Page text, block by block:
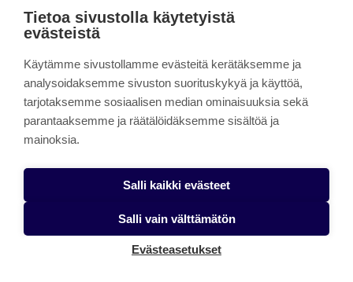
puh. +358 20 743 8100
fax. +358 14 449 9694
Tietoa sivustolla käytetyistä
evästeistä
Käytämme sivustollamme evästeitä kerätäksemme ja
analysoidaksemme sivuston suorituskykyä ja käyttöä,
tarjotaksemme sosiaalisen median ominaisuuksia sekä
parantaaksemme ja räätälöidäksemme sisältöä ja
mainoksia.
Salli kaikki evästeet
Salli vain välttämätön
Evästeasetukset